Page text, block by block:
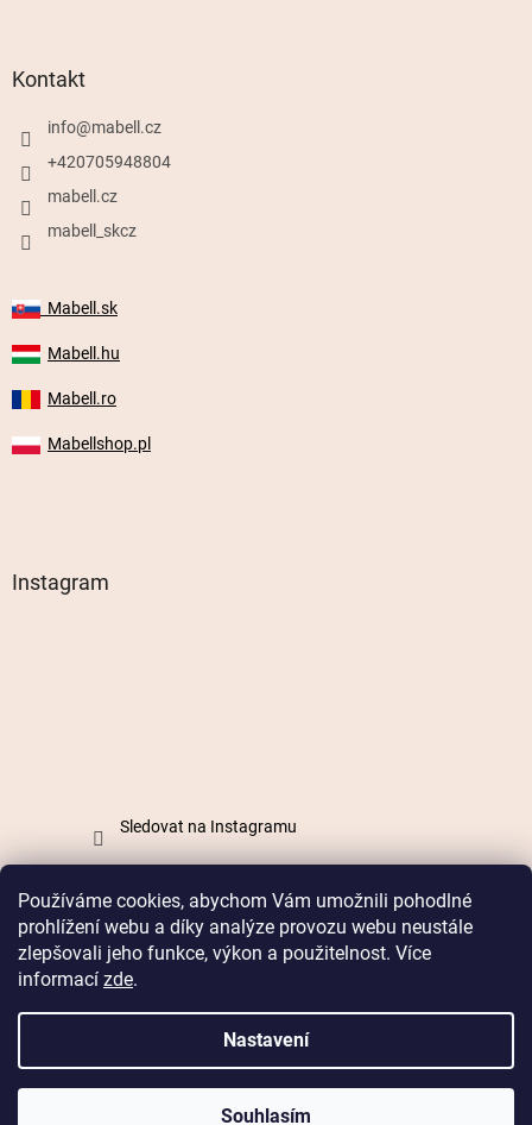
Používáme cookies, abychom Vám umožnili pohodlné
prohlížení webu a díky analýze provozu webu neustále
zlepšovali jeho funkce, výkon a použitelnost. Více
informací zde.
Nastavení
Souhlasím
Kontakt
info@mabell.cz
+420705948804
mabell.cz
mabell_skcz
Mabell.sk
Mabell.hu
Mabell.ro
Mabellshop.pl
Instagram
Sledovat na Instagramu
Vytvořil Shoptet
Copyright 2026